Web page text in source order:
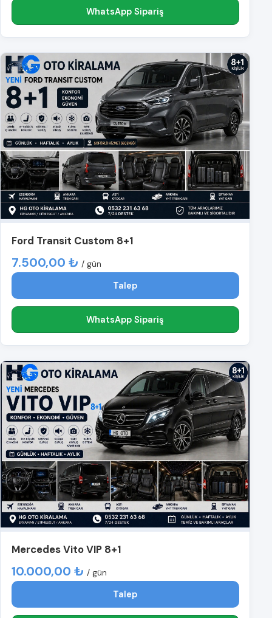
WhatsApp Sipariş
Ford Transit Custom 8+1
7.500,00 ₺ / gün
Talep
WhatsApp Sipariş
Mercedes Vito VIP 8+1
10.000,00 ₺ / gün
Talep